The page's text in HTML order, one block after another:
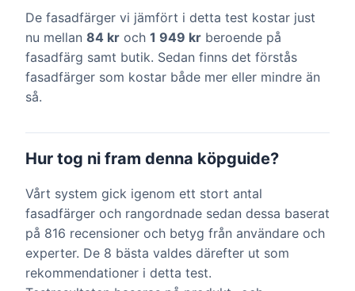
De fasadfärger vi jämfört i detta test kostar just
nu mellan 84 kr och 1 949 kr beroende på
fasadfärg samt butik. Sedan finns det förstås
fasadfärger som kostar både mer eller mindre än
så.
Hur tog ni fram denna köpguide?
Vårt system gick igenom ett stort antal
fasadfärger och rangordnade sedan dessa baserat
på 816 recensioner och betyg från användare och
experter. De 8 bästa valdes därefter ut som
rekommendationer i detta test.